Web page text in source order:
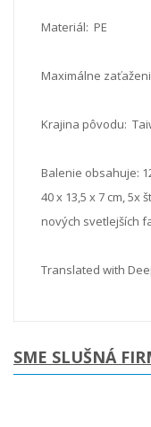
Materiál: PE
Maximálne
Krajina pôvodu:
Balenie obsahuje:
40 x 13,5 x 7 cm, 5x
nových svetlejších
Translated with
SME SLUŠNÁ